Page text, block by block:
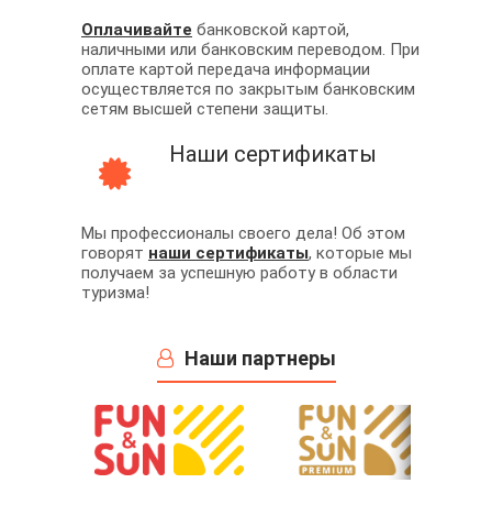
Оплачивайте банковской картой,
наличными или банковским переводом. При
оплате картой передача информации
осуществляется по закрытым банковским
сетям высшей степени защиты.
Наши сертификаты
Мы профессионалы своего дела! Об этом
говорят наши сертификаты, которые мы
получаем за успешную работу в области
туризма!
Наши партнеры